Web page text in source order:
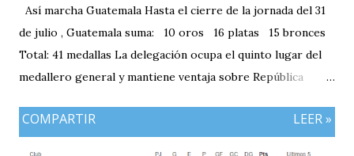
Así marcha Guatemala Hasta el cierre de la jornada del 31
de julio , Guatemala suma: 10 oros 16 platas 15 bronces
Total: 41 medallas La delegación ocupa el quinto lugar del
medallero general y mantiene ventaja sobre República
plata, aunque ambos países registran el mismo número de
COMPARTIR LEER »